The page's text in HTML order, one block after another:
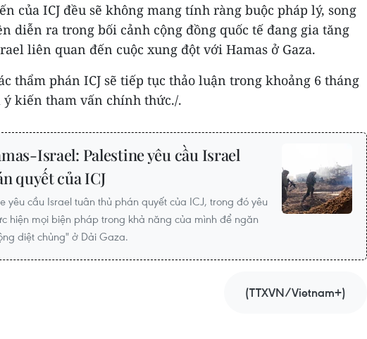
của ICJ đều sẽ không mang tính ràng buộc pháp lý, song
diễn ra trong bối cảnh cộng đồng quốc tế đang gia tăng
liên quan đến cuộc xung đột với Hamas ở Gaza.
thẩm phán ICJ sẽ tiếp tục thảo luận trong khoảng 6 tháng
kiến tham vấn chính thức./.
Israel: Palestine yêu cầu Israel
quyết của ICJ
yêu cầu Israel tuân thủ phán quyết của ICJ, trong đó yêu
hiện mọi biện pháp trong khả năng của mình để ngăn
diệt chủng" ở Dải Gaza.
(TTXVN/Vietnam+)